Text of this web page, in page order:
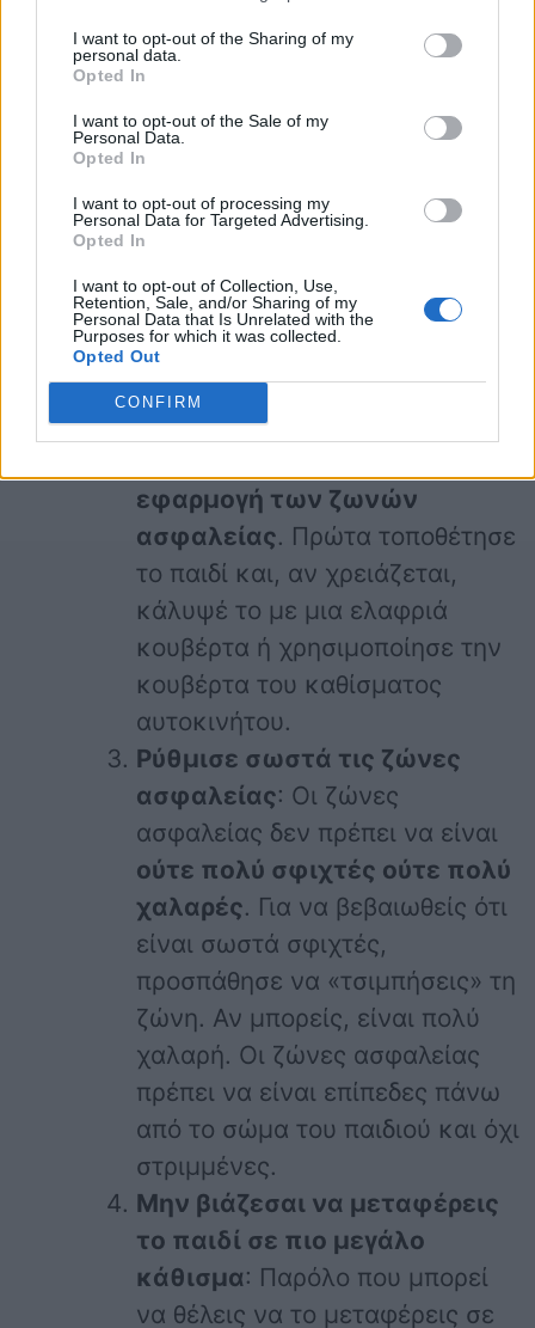
I want to opt-out of the Sharing of my
personal data.
Opted In
I want to opt-out of the Sale of my
Personal Data.
Opted In
I want to opt-out of processing my
Personal Data for Targeted Advertising.
Opted In
I want to opt-out of Collection, Use,
Retention, Sale, and/or Sharing of my
Personal Data that Is Unrelated with the
Purposes for which it was collected.
Opted Out
CONFIRM
αυτοκινήτου (και η βάση του, αν
τη χρησιμοποιείς
να κουνιέται ή να γλιστράει.
Πρέπει να είναι τοποθετημένο
σταθερά και με ασφάλεια,
ώστετο παιδί να είναι ασφαλές
σε κάθε σενάριο.
Αφαίρεσε τα φουσκωτά
ρούχα πριν τοποθετήσεις το
παιδί στο κάθισμα: Τα
φουσκωτά ρούχα μπορούν να
εφαρμογή των ζωνών
ασφαλείας. Πρώτα τοποθέτησε
το παιδί και, αν χρειάζεται,
κάλυψέ το με μια ελαφριά
κουβέρτα ή χρησιμοποίησε την
κουβέρτα του καθίσματος
αυτοκινήτου.
Ρύθμισε σωστά τις ζώνες
ασφαλείας: Οι ζώνες
ασφαλείας δεν πρέπει να είναι
ούτε πολύ σφιχτές ούτε πολύ
χαλαρές. Για να βεβαιωθείς ότι
είναι σωστά σφιχτές,
προσπάθησε να «τσιμπήσεις» τη
ζώνη. Αν μπορείς, είναι πολύ
χαλαρή. Οι ζώνες ασφαλείας
πρέπει να είναι επίπεδες πάνω
από το σώμα του παιδιού και όχι
στριμμένες.
Μην βιάζεσαι να μεταφέρεις
το παιδί σε πιο μεγάλο
κάθισμα: Παρόλο που μπορεί
να θέλεις να το μεταφέρεις σε